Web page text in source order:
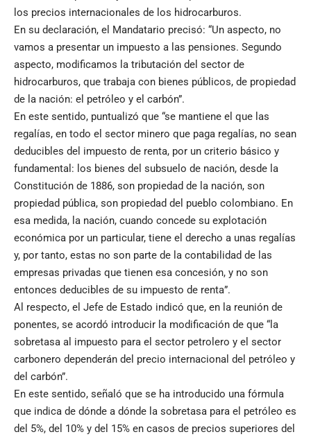
los precios internacionales de los hidrocarburos.
En su declaración, el Mandatario precisó: “Un aspecto, no
vamos a presentar un impuesto a las pensiones. Segundo
aspecto, modificamos la tributación del sector de
hidrocarburos, que trabaja con bienes públicos, de propiedad
de la nación: el petróleo y el carbón”.
En este sentido, puntualizó que “se mantiene el que las
regalías, en todo el sector minero que paga regalías, no sean
deducibles del impuesto de renta, por un criterio básico y
fundamental: los bienes del subsuelo de nación, desde la
Constitución de 1886, son propiedad de la nación, son
propiedad pública, son propiedad del pueblo colombiano. En
esa medida, la nación, cuando concede su explotación
económica por un particular, tiene el derecho a unas regalías
y, por tanto, estas no son parte de la contabilidad de las
empresas privadas que tienen esa concesión, y no son
entonces deducibles de su impuesto de renta”.
Al respecto, el Jefe de Estado indicó que, en la reunión de
ponentes, se acordó introducir la modificación de que “la
sobretasa al impuesto para el sector petrolero y el sector
carbonero dependerán del precio internacional del petróleo y
del carbón”.
En este sentido, señaló que se ha introducido una fórmula
que indica de dónde a dónde la sobretasa para el petróleo es
del 5%, del 10% y del 15% en casos de precios superiores del